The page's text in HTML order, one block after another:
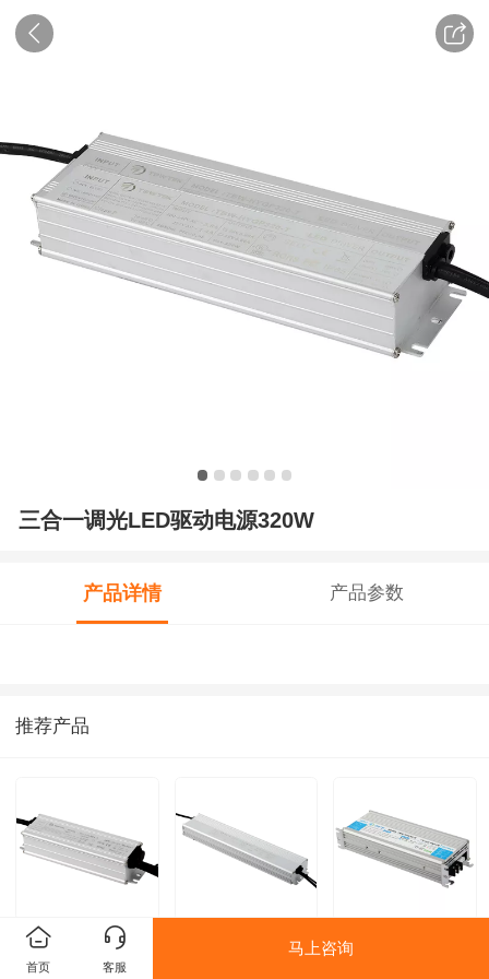
三合一调光LED驱动电源320W
产品详情 产品参数
推荐产品
户外LED驱动电源
60W
植物灯LED驱动电
UVLED电源驱动
首页 客服
马上咨询